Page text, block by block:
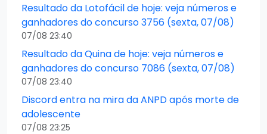
Resultado da Lotofácil de hoje: veja números e
ganhadores do concurso 3756 (sexta, 07/08)
07/08 23:40
Resultado da Quina de hoje: veja números e
ganhadores do concurso 7086 (sexta, 07/08)
07/08 23:40
Discord entra na mira da ANPD após morte de
adolescente
07/08 23:25